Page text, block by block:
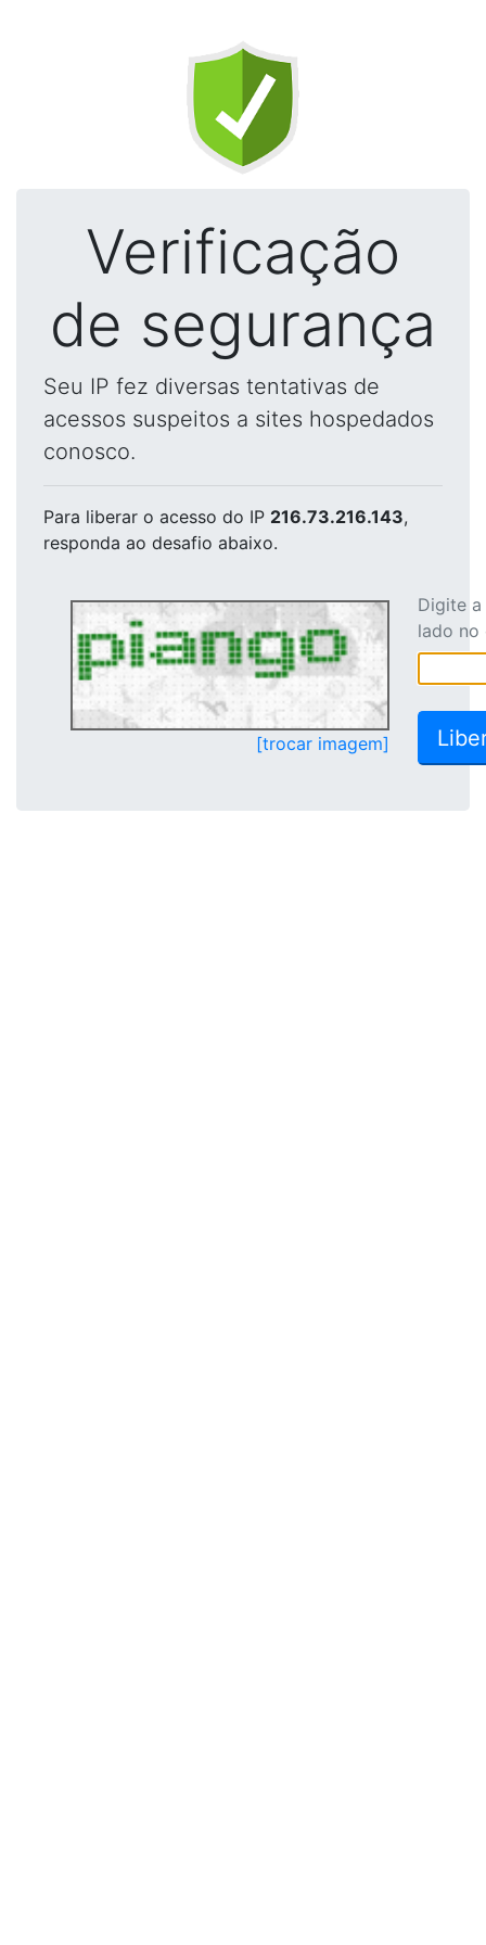
Verificação
de segurança
Seu IP fez diversas tentativas de
acessos suspeitos a sites hospedados
conosco.
Para liberar o acesso do IP 216.73.216.143,
responda ao desafio abaixo.
[trocar imagem]
Digite
lado no